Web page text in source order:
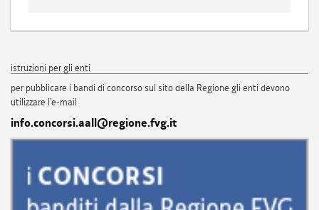
istruzioni per gli enti
per pubblicare i bandi di concorso sul sito della Regione gli enti devono
utilizzare l'e-mail
info.concorsi.aall@regione.fvg.it